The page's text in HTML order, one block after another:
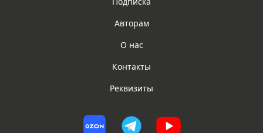
Авторам
О нас
Контакты
Реквизиты